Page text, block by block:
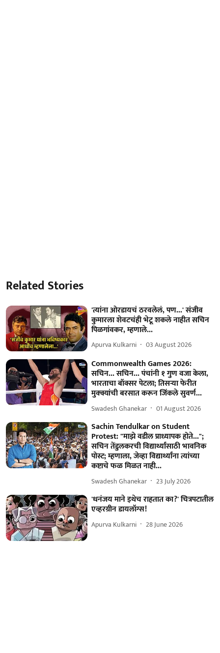
Related Stories
'त्यांना ओरडायचं ठरवलेलं, पण...' संजीव
कुमारला शेवटचंही भेटू शकले नाहीत सचिन
पिळगांवकर, म्हणाले...
Apurva Kulkarni 03 August 2026
Commonwealth Games 2026:
सचिन... सचिन... पंचांनी १ गुण वजा केला,
भारताचा बॉक्सर पेटला; तिसऱ्या फेरीत
मुक्क्यांची बरसात करून जिंकले सुवर्ण...
Swadesh Ghanekar 01 August 2026
Sachin Tendulkar on Student
Protest: "माझे वडील प्राध्यापक होते...";
सचिन तेंडुलकरची विद्यार्थ्यांसाठी भावनिक
पोस्ट; म्हणाला, जेव्हा विद्यार्थ्यांना त्यांच्या
कष्टाचे फळ मिळत नाही...
Swadesh Ghanekar 23 July 2026
'धनंजय माने इथेच राहतात का?' चित्रपटातील
एव्हरग्रीन डायलॉग्स!
Apurva Kulkarni 28 June 2026